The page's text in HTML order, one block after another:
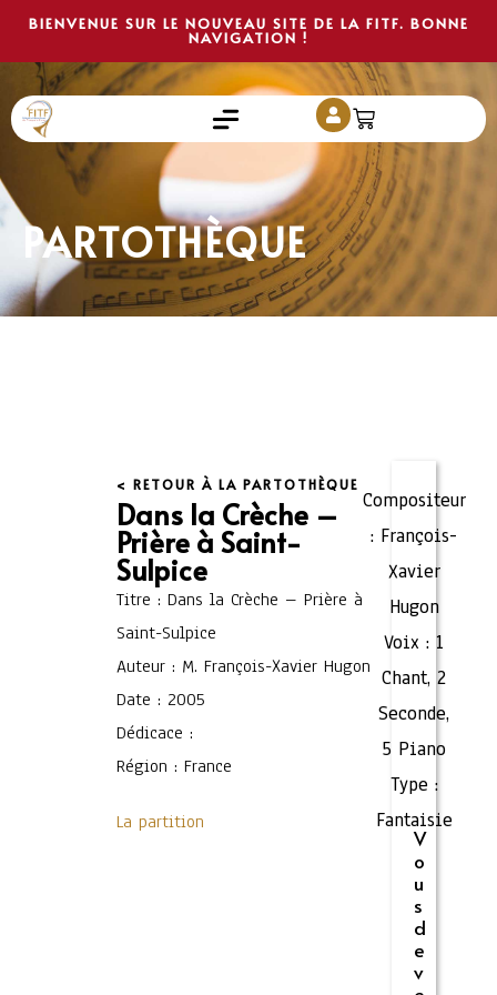
BIENVENUE SUR LE NOUVEAU SITE DE LA FITF. BONNE
NAVIGATION !
PARTOTHÈQUE
< RETOUR À LA PARTOTHÈQUE
Dans la Crèche –
Prière à Saint-
Sulpice
Titre : Dans la Crèche – Prière à
Saint-Sulpice
Auteur : M. François-Xavier Hugon
Date : 2005
Dédicace :
Région : France
La partition
Compositeur
: François-
Xavier
Hugon
Voix : 1
Chant,2
Seconde,
5 Piano
Type :
Fantaisie
V
o
u
s
d
e
v